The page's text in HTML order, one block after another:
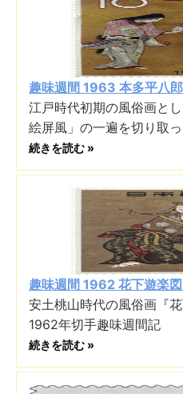
趣味週間 1963 本多平八
江戸時代初期の風俗画と
絵屏風」の一遍を切り取っ
続きを読む »
趣味週間 1962 花下遊楽
安土桃山時代の風俗画『
1962年切手趣味週間記
続きを読む »